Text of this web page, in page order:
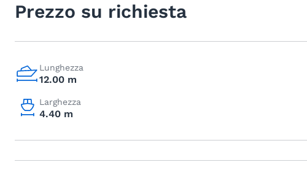
Prezzo su richiesta
Lunghezza
12.00 m
Larghezza
4.40 m